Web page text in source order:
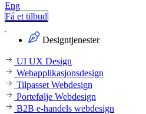
Eng
Få et tilbud
Designtjenester
UI UX Design
Webapplikasjonsdesign
Tilpasset Webdesign
Portefølje Webdesign
B2B e-handels webdesign